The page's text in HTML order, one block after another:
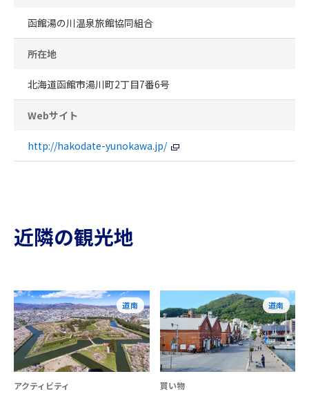
函館湯の川温泉旅館協同組合
所在地
北海道函館市湯川町2丁目7番6号
Webサイト
http://hakodate-yunokawa.jp/
近隣の観光地
道南
アクティビティ
道南
買い物